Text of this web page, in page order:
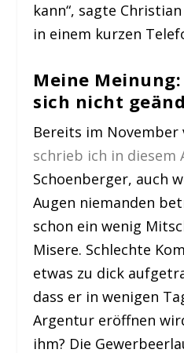
kann“, sagte
in einem kurzen
Meine
sich nicht
Bereits im November
schrieb ich in
Schoenberger, auch
Augen niemanden
schon ein wenig
Misere. Schlechte
etwas zu dick
dass er in wenigen
Argentur eröffnen
ihm? Die